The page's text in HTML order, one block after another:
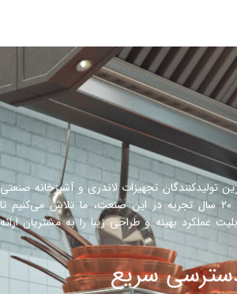
تولیدکنندگان تجهیزات لاندری و آشپزخانه صنعتی
در ایران است. با بیش از ۲۰ سال تجربه در این صنعت، ما تلاش می‌کنیم تا
عملکرد بهینه و طراحی زیبا را به مشتریان ارائه
سریع